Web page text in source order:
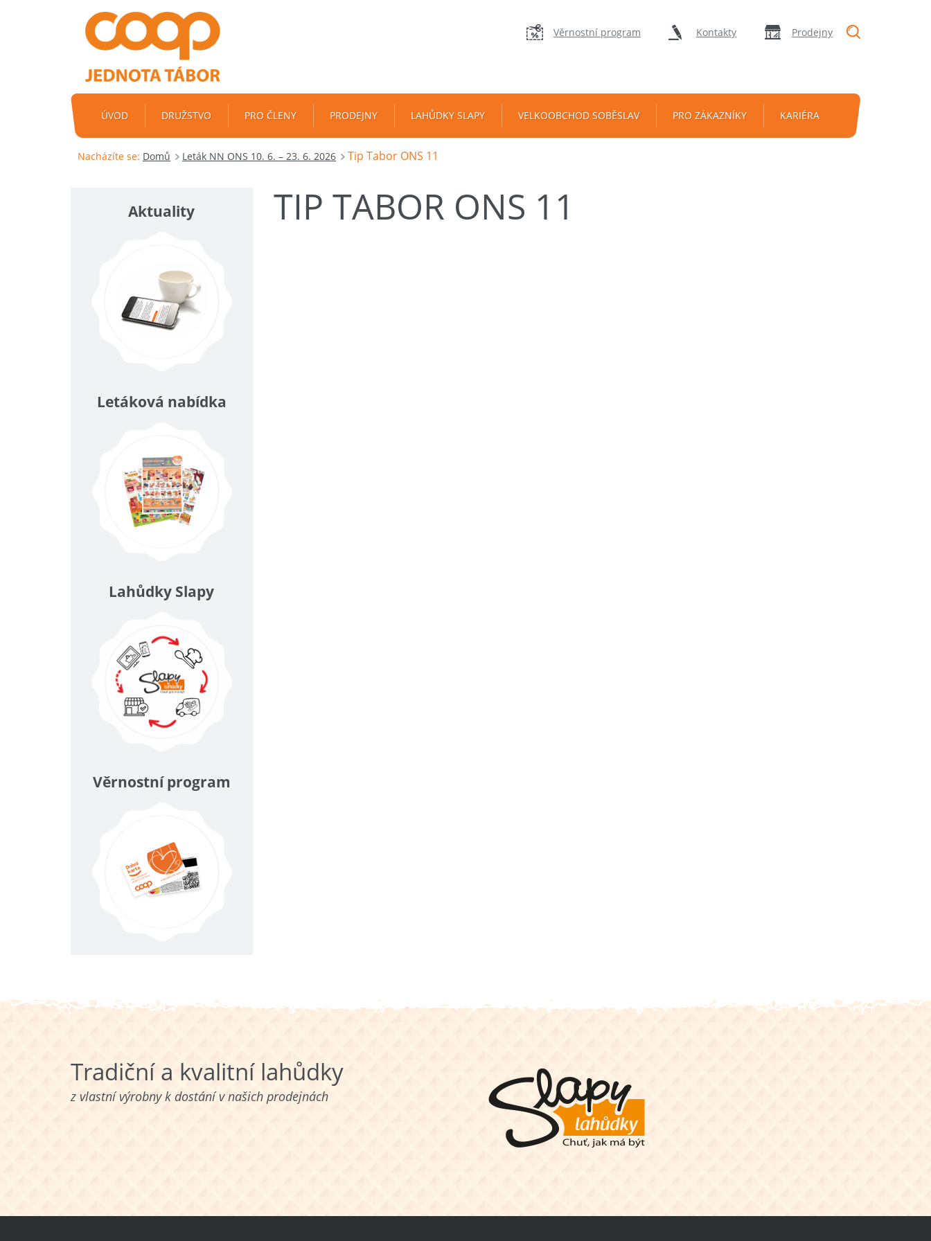
Věrnostní program Kontakty Prodejny
ÚVOD DRUŽSTVO PRO ČLENY PRODEJNY LAHŮDKY SLAPY VELKOOBCHOD SOBĚSLAV PRO ZÁKAZNÍKY KARIÉRA
Nacházíte se: Domů Leták NN ONS 10. 6. – 23. 6. 2026 Tip Tabor ONS 11
TIP TABOR ONS 11
Aktuality
Letáková nabídka
Lahůdky Slapy
Věrnostní program
Tradiční a kvalitní lahůdky
z vlastní výrobny k dostání v našich prodejnách